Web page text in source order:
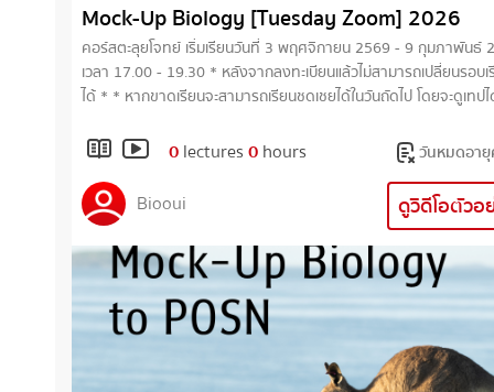
Mock-Up Biology [Tuesday Zoom] 2026
คอร์สตะลุยโจทย์ เริ่มเรียนวันที่ 3 พฤศจิกายน 2569 - 9 กุมภาพันธ์
เวลา 17.00 - 19.30 * หลังจากลงทะเบียนแล้วไม่สามารถเปลี่ยนรอบ
ได้ * * หากขาดเรียนจะสามารถเรียนชดเชยได้ในวันถัดไป โดยจะดูเทป
แบบแยกบททำทบทวนความเข้าใจในแต่ละบทเรียน การทำข้อสอบเก่าย้อน
กว่า 1000 ข้อ เพื่อเตรียมให้นักเรียนพร้อมในการสอบเข้ามหาวิทยาลัย
0lectures0hours วันหมดอา
Biooui ดูวิดีโอตัวอ